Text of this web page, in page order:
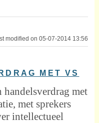
modified on 05-07-2014 13:56
MET VS
met
met sprekers
intellectueel